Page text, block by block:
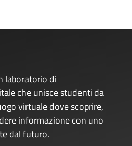
laboratorio di
che unisce studenti da
virtuale dove scoprire,
informazione con uno
dal futuro.